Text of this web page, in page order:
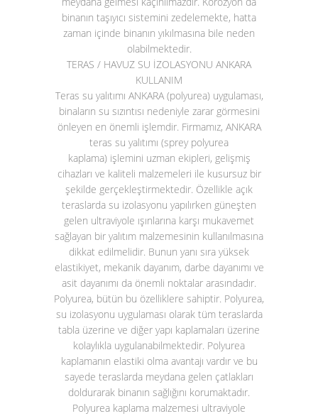
binanın taşıyıcı sistemini zedelemekte, hatta
zaman içinde binanın yıkılmasına bile neden
olabilmektedir.
TERAS / HAVUZ SU İZOLASYONU ANKARA
KULLANIM
Teras su yalıtımı ANKARA (polyurea)uygulaması,
binaların su sızıntısı nedeniyle zarar görmesini
önleyen en önemli işlemdir. Firmamız, ANKARA
teras su yalıtımı (sprey polyurea
kaplama)işlemini uzman ekipleri, gelişmiş
cihazları ve kaliteli malzemeleri ile kusursuz bir
şekilde gerçekleştirmektedir. Özellikle açık
teraslarda su izolasyonu yapılırken güneşten
gelen ultraviyole ışınlarına karşı mukavemet
sağlayan bir yalıtım malzemesinin kullanılmasına
dikkat edilmelidir. Bunun yanı sıra yüksek
elastikiyet, mekanik dayanım, darbe dayanımı ve
asit dayanımı da önemli noktalar arasındadır.
Polyurea, bütün bu özelliklere sahiptir. Polyurea,
su izolasyonu uygulaması olarak tüm teraslarda
tabla üzerine ve diğer yapı kaplamaları üzerine
kolaylıkla uygulanabilmektedir. Polyurea
kaplamanın elastiki olma avantajı vardır ve bu
sayede teraslarda meydana gelen çatlakları
doldurarak binanın sağlığını korumaktadır.
Polyurea kaplama malzemesi ultraviyole